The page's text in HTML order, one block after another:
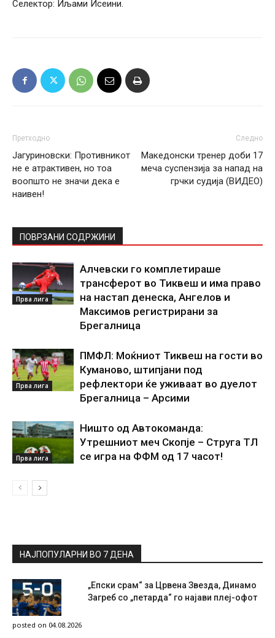
Селектор: Иљами Исеини.
Претходно
Јагуриновски: Противникот
не е атрактивен, но тоа
воопшто не значи дека е
наивен!
Следно
Македонски тренер доби 17
меча суспензија за напад на
грчки судија (ВИДЕО)
ПОВРЗАНИ СОДРЖИНИ
Прва лига
Алчевски го комплетираше
трансферот во Тиквеш и има право
на настап денеска, Ангелов и
Максимов регистрирани за
Брегалница
Прва лига
ПМФЛ: Моќниот Тиквеш на гости во
Куманово, штипјани под
рефлектори ќе уживаат во дуелот
Брегалница – Арсими
Прва лига
Ништо од Автокоманда:
Утрешниот меч Скопје – Струга ТЛ
се игра на ФФМ од 17 часот!
НАЈПОПУЛАРНИ ВО 7 ДЕНА
„Епски срам“ за Црвена Звезда, Динамо
Загреб со „петарда“ го најави плеј-офот
posted on 04.08.2026